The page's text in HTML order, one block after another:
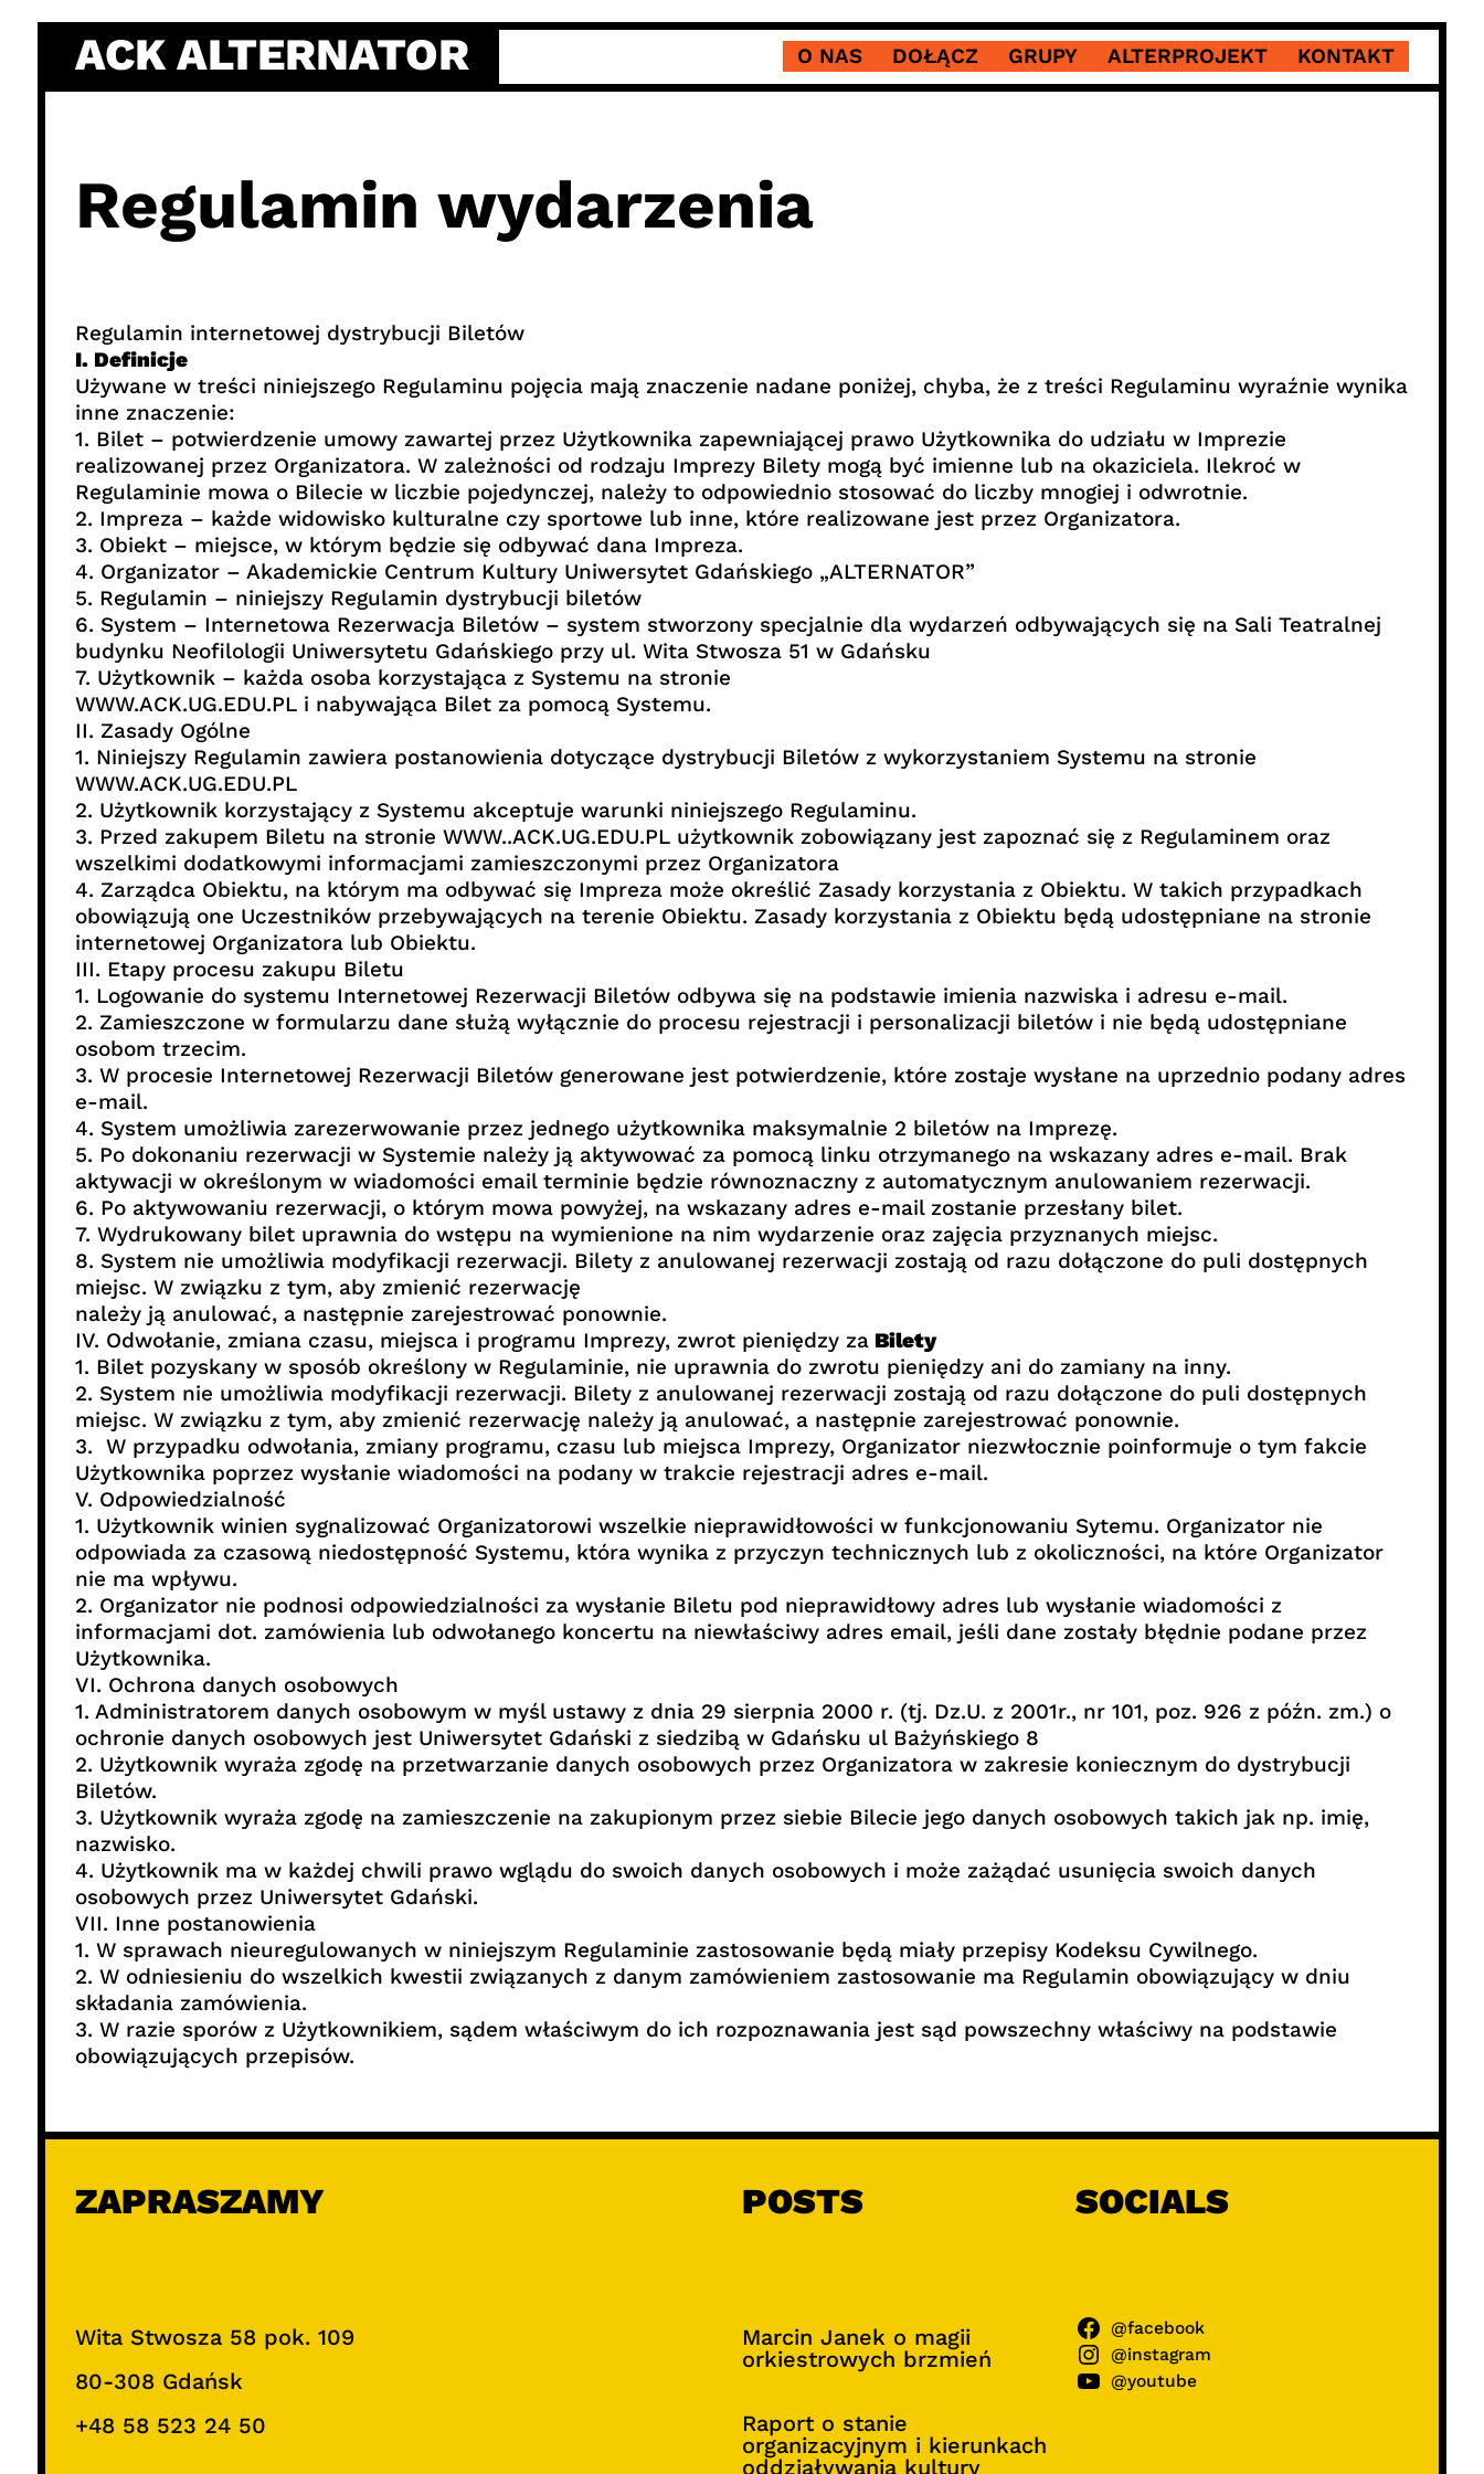
content
ACK ALTERNATOR O NAS DOŁĄCZ GRUPY ALTERPROJEKT KONTAKT
Regulamin wydarzenia
Regulamin internetowej dystrybucji Biletów
I. Definicje
Używane w treści niniejszego Regulaminu pojęcia mają znaczenie nadane poniżej, chyba, że z treści Regulaminu wyraźnie wynika
inne znaczenie:
1. Bilet – potwierdzenie umowy zawartej przez Użytkownika zapewniającej prawo Użytkownika do udziału w Imprezie
realizowanej przez Organizatora. W zależności od rodzaju Imprezy Bilety mogą być imienne lub na okaziciela. Ilekroć w
Regulaminie mowa o Bilecie w liczbie pojedynczej, należy to odpowiednio stosować do liczby mnogiej i odwrotnie.
2. Impreza – każde widowisko kulturalne czy sportowe lub inne, które realizowane jest przez Organizatora.
3. Obiekt – miejsce, w którym będzie się odbywać dana Impreza.
4. Organizator – Akademickie Centrum Kultury Uniwersytet Gdańskiego „ALTERNATOR”
5. Regulamin – niniejszy Regulamin dystrybucji biletów
6. System – Internetowa Rezerwacja Biletów – system stworzony specjalnie dla wydarzeń odbywających się na Sali Teatralnej
budynku Neofilologii Uniwersytetu Gdańskiego przy ul. Wita Stwosza 51 w Gdańsku
7. Użytkownik – każda osoba korzystająca z Systemu na stronie
WWW.ACK.UG.EDU.PL i nabywająca Bilet za pomocą Systemu.
II. Zasady Ogólne
1. Niniejszy Regulamin zawiera postanowienia dotyczące dystrybucji Biletów z wykorzystaniem Systemu na stronie
WWW.ACK.UG.EDU.PL
2. Użytkownik korzystający z Systemu akceptuje warunki niniejszego Regulaminu.
3. Przed zakupem Biletu na stronie WWW..ACK.UG.EDU.PL użytkownik zobowiązany jest zapoznać się z Regulaminem oraz
wszelkimi dodatkowymi informacjami zamieszczonymi przez Organizatora
4. Zarządca Obiektu, na którym ma odbywać się Impreza może określić Zasady korzystania z Obiektu. W takich przypadkach
obowiązują one Uczestników przebywających na terenie Obiektu. Zasady korzystania z Obiektu będą udostępniane na stronie
internetowej Organizatora lub Obiektu.
III. Etapy procesu zakupu Biletu
1. Logowanie do systemu Internetowej Rezerwacji Biletów odbywa się na podstawie imienia nazwiska i adresu e-mail.
2. Zamieszczone w formularzu dane służą wyłącznie do procesu rejestracji i personalizacji biletów i nie będą udostępniane
osobom trzecim.
3. W procesie Internetowej Rezerwacji Biletów generowane jest potwierdzenie, które zostaje wysłane na uprzednio podany adres
e-mail.
4. System umożliwia zarezerwowanie przez jednego użytkownika maksymalnie 2 biletów na Imprezę.
5. Po dokonaniu rezerwacji w Systemie należy ją aktywować za pomocą linku otrzymanego na wskazany adres e-mail. Brak
aktywacji w określonym w wiadomości email terminie będzie równoznaczny z automatycznym anulowaniem rezerwacji.
6. Po aktywowaniu rezerwacji, o którym mowa powyżej, na wskazany adres e-mail zostanie przesłany bilet.
7. Wydrukowany bilet uprawnia do wstępu na wymienione na nim wydarzenie oraz zajęcia przyznanych miejsc.
8. System nie umożliwia modyfikacji rezerwacji. Bilety z anulowanej rezerwacji zostają od razu dołączone do puli dostępnych
miejsc. W związku z tym, aby zmienić rezerwację
należy ją anulować, a następnie zarejestrować ponownie.
IV. Odwołanie, zmiana czasu, miejsca i programu Imprezy, zwrot pieniędzy zaBilety
1. Bilet pozyskany w sposób określony w Regulaminie, nie uprawnia do zwrotu pieniędzy ani do zamiany na inny.
2. System nie umożliwia modyfikacji rezerwacji. Bilety z anulowanej rezerwacji zostają od razu dołączone do puli dostępnych
miejsc. W związku z tym, aby zmienić rezerwację należy ją anulować, a następnie zarejestrować ponownie.
3. W przypadku odwołania, zmiany programu, czasu lub miejsca Imprezy, Organizator niezwłocznie poinformuje o tym fakcie
Użytkownika poprzez wysłanie wiadomości na podany w trakcie rejestracji adres e-mail.
V. Odpowiedzialność
1. Użytkownik winien sygnalizować Organizatorowi wszelkie nieprawidłowości w funkcjonowaniu Sytemu. Organizator nie
odpowiada za czasową niedostępność Systemu, która wynika z przyczyn technicznych lub z okoliczności, na które Organizator
nie ma wpływu.
2. Organizator nie podnosi odpowiedzialności za wysłanie Biletu pod nieprawidłowy adres lub wysłanie wiadomości z
informacjami dot. zamówienia lub odwołanego koncertu na niewłaściwy adres email, jeśli dane zostały błędnie podane przez
Użytkownika.
VI. Ochrona danych osobowych
1. Administratorem danych osobowym w myśl ustawy z dnia 29 sierpnia 2000 r. (tj. Dz.U. z 2001r., nr 101, poz. 926 z późn. zm.) o
ochronie danych osobowych jest Uniwersytet Gdański z siedzibą w Gdańsku ul Bażyńskiego 8
2. Użytkownik wyraża zgodę na przetwarzanie danych osobowych przez Organizatora w zakresie koniecznym do dystrybucji
Biletów.
3. Użytkownik wyraża zgodę na zamieszczenie na zakupionym przez siebie Bilecie jego danych osobowych takich jak np. imię,
nazwisko.
4. Użytkownik ma w każdej chwili prawo wglądu do swoich danych osobowych i może zażądać usunięcia swoich danych
osobowych przez Uniwersytet Gdański.
VII. Inne postanowienia
1. W sprawach nieuregulowanych w niniejszym Regulaminie zastosowanie będą miały przepisy Kodeksu Cywilnego.
2. W odniesieniu do wszelkich kwestii związanych z danym zamówieniem zastosowanie ma Regulamin obowiązujący w dniu
składania zamówienia.
3. W razie sporów z Użytkownikiem, sądem właściwym do ich rozpoznawania jest sąd powszechny właściwy na podstawie
obowiązujących przepisów.
ZAPRASZAMY
Wita Stwosza 58 pok. 109
80-308 Gdańsk
+48 58 523 24 50
POSTS
Marcin Janek o magii
orkiestrowych brzmień
Raport o stanie
organizacyjnym i kierunkach
oddziaływania kultury
SOCIALS
@facebook
@instagram
@youtube